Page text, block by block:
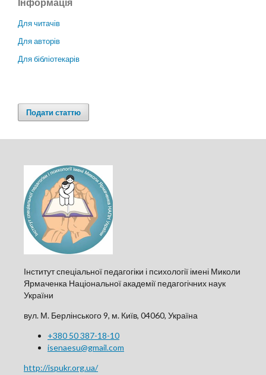
Для читачів
Для авторів
Для бібліотекарів
Подати статтю
Інститут спеціальної педагогіки і психології імені Миколи
Ярмаченка Національної академії педагогічних наук
України
вул. М. Берлінського 9, м. Київ, 04060, Україна
+380 50 387-18-10
isenaesu@gmail.com
http://ispukr.org.ua/